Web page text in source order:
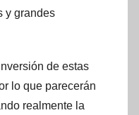
y grandes
de estas
lo que parecerán
realmente la